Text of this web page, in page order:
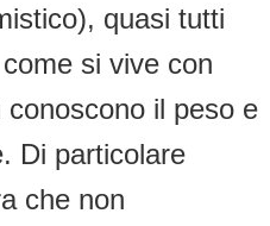
quasi tutti
si vive con
il peso e
Di particolare
che non